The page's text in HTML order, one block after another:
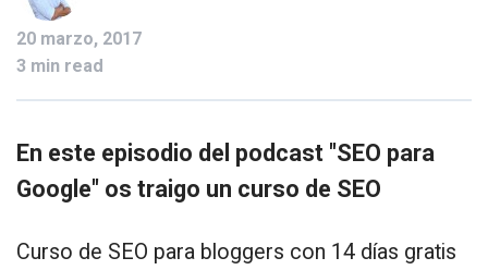
20 marzo, 2017
3 min read
En este episodio del podcast "SEO para
Google" os traigo un curso de SEO
Curso de SEO para bloggers con 14 días gratis